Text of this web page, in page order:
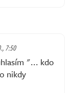
7:50
"... kdo
nikdy